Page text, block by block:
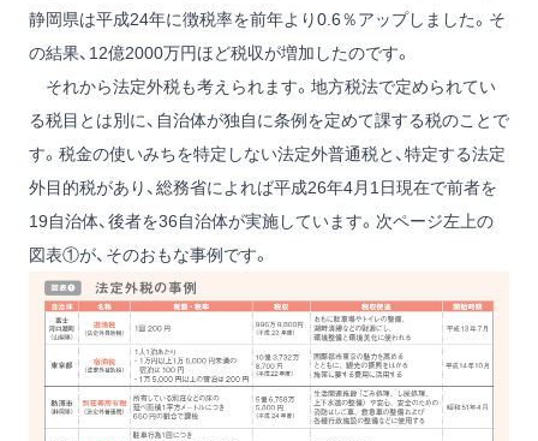
静岡県は平成24年に徴税率を前年より0.6％アップしました。そ
の結果、12億2000万円ほど税収が増加したのです。
それから法定外税も考えられます。地方税法で定められてい
る税目とは別に、自治体が独自に条例を定めて課する税のことで
す。税金の使いみちを特定しない法定外普通税と、特定する法定
外目的税があり、総務省によれば平成26年4月1日現在で前者を
19自治体、後者を36自治体が実施しています。次ページ左上の
図表①が、そのおもな事例です。